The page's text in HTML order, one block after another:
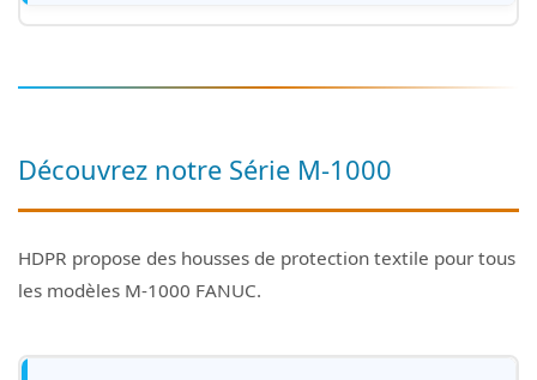
Découvrez notre Série M-1000
HDPR propose des housses de protection textile pour tous
les modèles M-1000 FANUC.